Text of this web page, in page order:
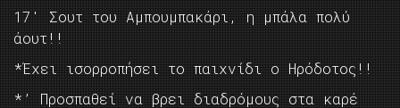
17′ Σουτ του Αμπουμπακάρι, η μπάλα πολύ
άουτ!!
*Έχει ισορροπήσει το παιχνίδι ο Ηρόδοτος!!
*’ Προσπαθεί να βρει διαδρόμους στα καρέ